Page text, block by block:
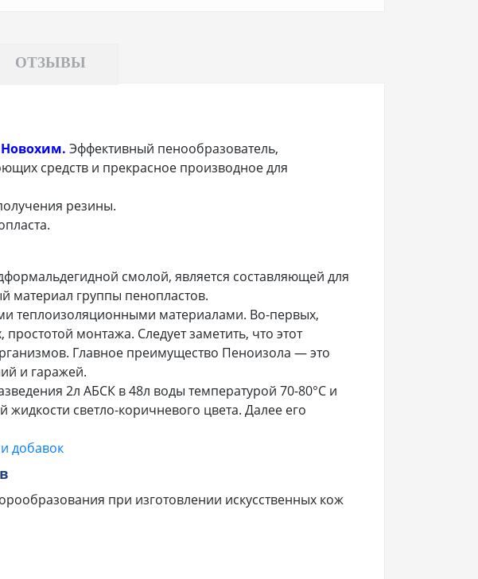
ОТЗЫВЫ
Эффективный пенообразователь,
средств и прекрасное производное для
резины.
смолой, является составляющей для
материал группы пенопластов.
теплоизоляционными материалами. Во-первых,
монтажа. Следует заметить, что этот
Главное преимущество Пеноизола — это
и гаражей.
2л АБСК в 48л воды температурой 70-80°С и
светло-коричневого цвета. Далее его
добавок
при изготовлении искусственных кож